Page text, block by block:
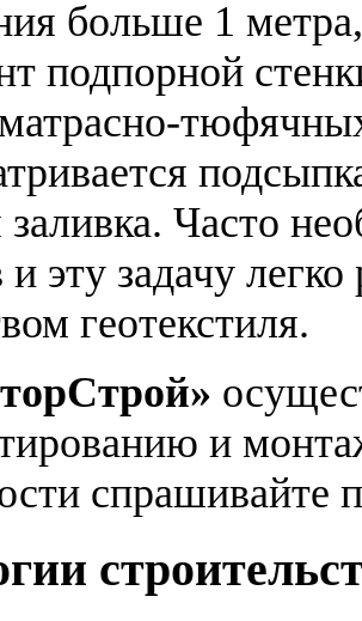
больше 1
подпорной
заливка. Часто
эту задачу
геотекстиля.
и
спрашивайте